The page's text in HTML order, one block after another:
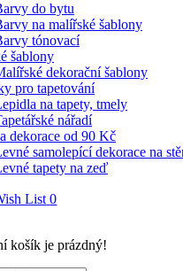
do bytu
na malířské šablony
tónovací
šablony
dekorační šablony
pro tapetování
na tapety, tmely
nářadí
dekorace od 90 Kč
samolepící dekorace na
tapety na zeď
List 0
košík je prázdný!